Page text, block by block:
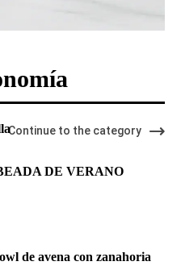
Continue to the category
DE VERANO
de avena con zanahoria